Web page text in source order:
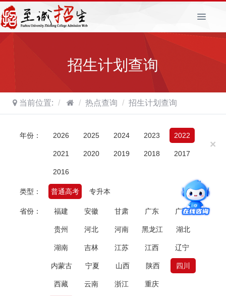
T
o
n
招生计划查询
当前位置: 热点查询 招生计划查询
年份： 2026 2025 2024 2023 2022
2021 2020 2019 2018 2017
2016
类型： 普通高考 专升本
省份： 福建 安徽 甘肃 广东 广西
贵州 河北 河南 黑龙江 湖北
湖南 吉林 江苏 江西 辽宁
内蒙古 宁夏 山西 陕西 四川
西藏 云南 浙江 重庆
×